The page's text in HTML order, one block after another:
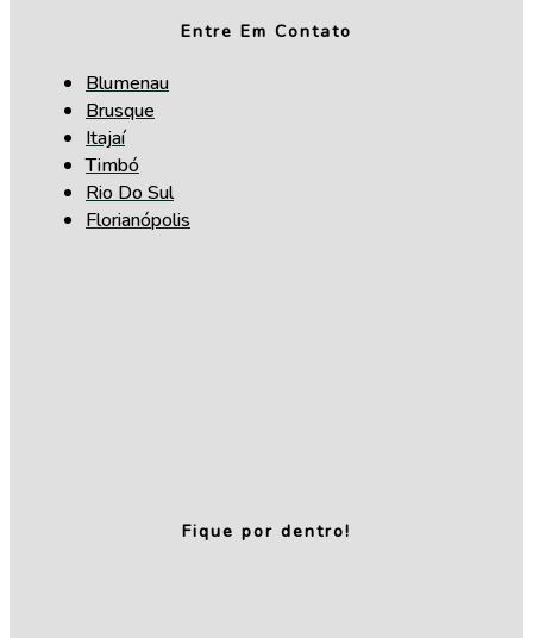
Entre Em Contato
Blumenau
Brusque
Itajaí
Timbó
Rio Do Sul
Florianópolis
Fique por dentro!